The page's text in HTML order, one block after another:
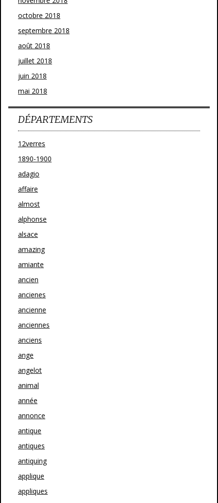
octobre 2018
septembre 2018
août 2018
juillet 2018
juin 2018
mai 2018
DÉPARTEMENTS
12verres
1890-1900
adagio
affaire
almost
alphonse
alsace
amazing
amiante
ancien
ancienes
ancienne
anciennes
anciens
ange
angelot
animal
année
annonce
antique
antiques
antiquing
applique
appliques